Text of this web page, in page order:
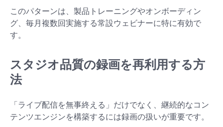
このパターンは、製品トレーニングやオンボーディン
グ、毎月複数回実施する常設ウェビナーに特に有効で
す。
スタジオ品質の録画を再利用する方
法
「ライブ配信を無事終える」だけでなく、継続的なコン
テンツエンジンを構築するには録画の扱いが重要です。